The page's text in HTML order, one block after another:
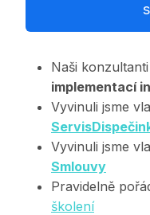
Naši
implementací
Vyvinuli jsme
Vyvinuli jsme
Smlouvy
Pravidelně
školení